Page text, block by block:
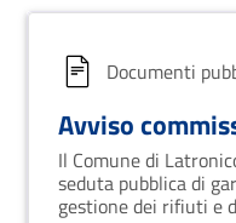
Documenti
Avviso
Il Comune di
seduta pubblica di
gestione dei rifiuti e